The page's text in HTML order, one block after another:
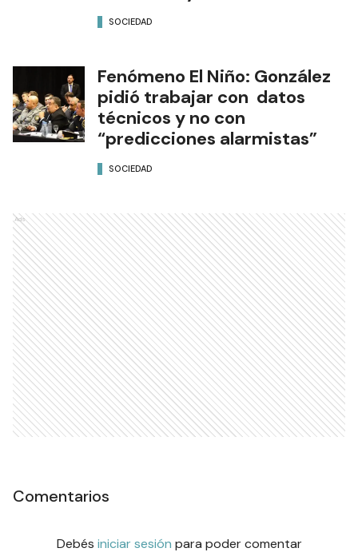
SOCIEDAD
Fenómeno El Niño: González
pidió trabajar con datos
técnicos y no con
“predicciones alarmistas”
SOCIEDAD
Ads
Comentarios
Debés iniciar sesión para poder comentar